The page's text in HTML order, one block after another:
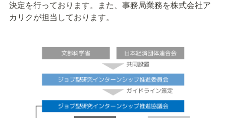
決定を行っております。また、事務局業務を株式会社ア
カリクが担当しております。